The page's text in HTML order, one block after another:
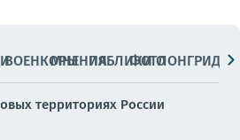
ВОЕНКОРЫМНЕНИЯПАБЛИКИ
ФОТОЛОНГРИДЫ
территориях России